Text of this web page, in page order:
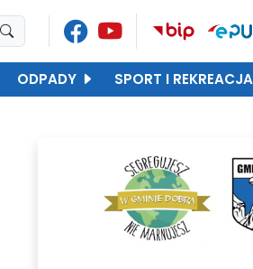
ODPADY SPORT I REKREACJA